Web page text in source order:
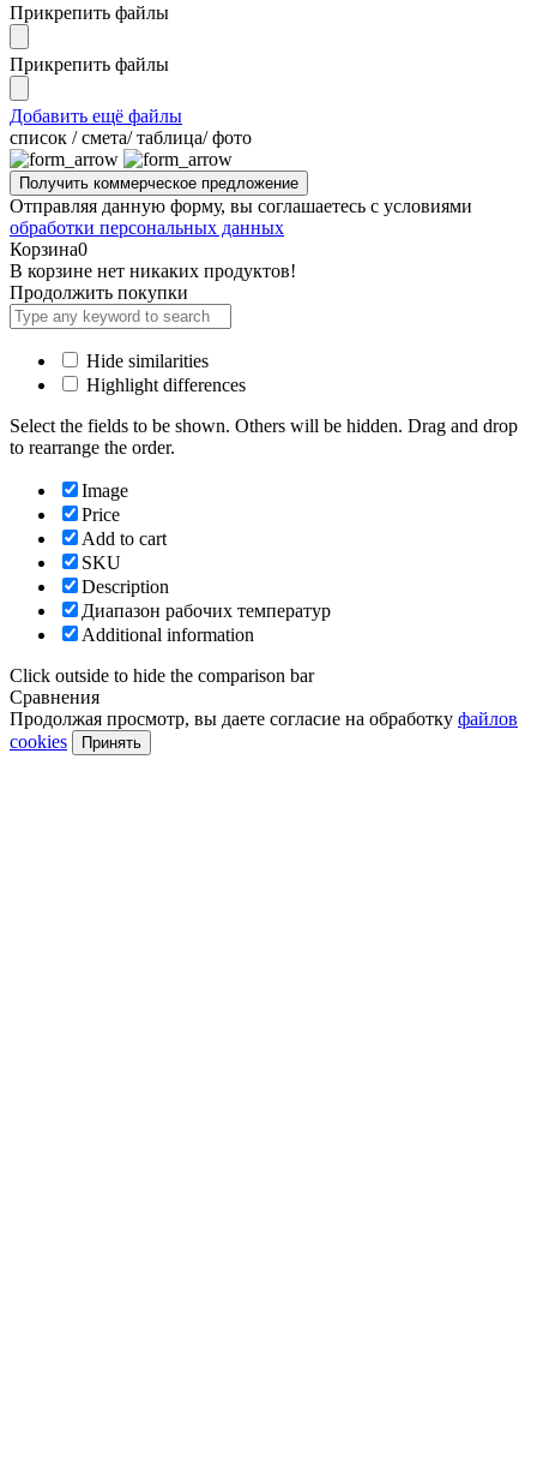
Прикрепить файлы
Прикрепить файлы
Добавить ещё файлы
cписок / смета/ таблица/ фото
Отправляя данную форму, вы соглашаетесь с условиями
обработки персональных данных
Корзина0
В корзине нет никаких продуктов!
Продолжить покупки
Hide similarities
Highlight differences
Select the fields to be shown. Others will be hidden. Drag and drop
to rearrange the order.
Image
Price
Add to cart
SKU
Description
Диапазон рабочих температур
Additional information
Click outside to hide the comparison bar
Сравнения
Продолжая просмотр, вы даете согласие на обработку файлов
cookies
Принять